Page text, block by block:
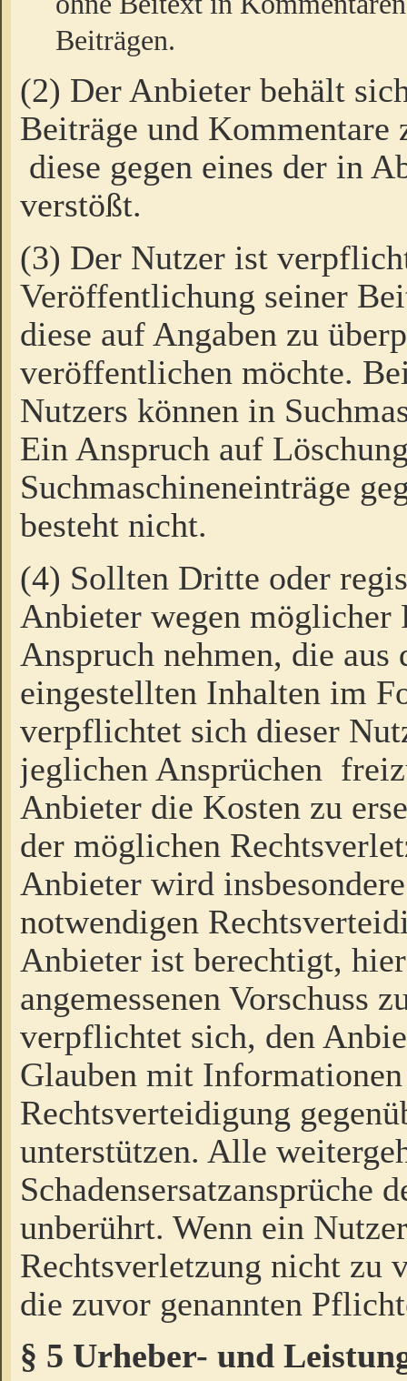
Beiträgen.
(2) Der Anbieter behält
Beiträge und Kommentare
diese gegen eines der in
verstößt.
(3) Der Nutzer ist
Veröffentlichung seiner
diese auf Angaben zu
veröffentlichen möchte.
Nutzers können in
Ein Anspruch auf
Suchmaschineneinträge
besteht nicht.
(4) Sollten Dritte oder
Anbieter wegen möglicher
Anspruch nehmen, die
eingestellten Inhalten im
verpflichtet sich dieser
jeglichen Ansprüchen
Anbieter die Kosten zu
der möglichen
Anbieter wird
notwendigen
Anbieter ist berechtigt,
angemessenen Vorschuss
verpflichtet sich, den
Glauben mit
Rechtsverteidigung
unterstützen. Alle
Schadensersatzansprüche
unberührt. Wenn ein
Rechtsverletzung nicht zu
die zuvor genannten
§ 5 Urheber- und